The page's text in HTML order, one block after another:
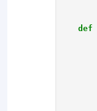
def